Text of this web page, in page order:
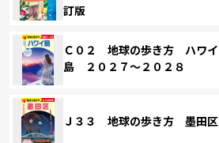
訂版
Ｃ０２ 地球の歩き方 ハワイ
島 ２０２７～２０２８
Ｊ３３ 地球の歩き方 墨田区